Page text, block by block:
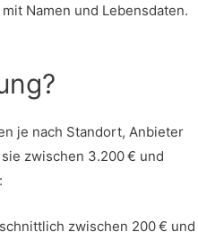
Namen und Lebensdaten.
je nach Standort, Anbieter
zwischen 3.200 € und
zwischen 200 € und